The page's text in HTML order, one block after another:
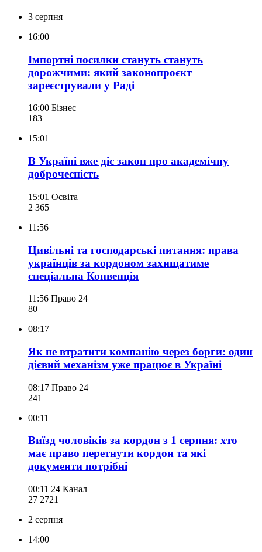
3 серпня
16:00
Імпортні посилки стануть стануть
дорожчими: який законопроєкт
зареєстрували у Раді
16:00 Бізнес
183
15:01
В Україні вже діє закон про академічну
доброчесність
15:01 Освіта
2 365
11:56
Цивільні та господарські питання: права
українців за кордоном захищатиме
спеціальна Конвенція
11:56 Право 24
80
08:17
Як не втратити компанію через борги: один
дієвий механізм уже працює в Україні
08:17 Право 24
241
00:11
Виїзд чоловіків за кордон з 1 серпня: хто
має право перетнути кордон та які
документи потрібні
00:11 24 Канал
27 2721
2 серпня
14:00